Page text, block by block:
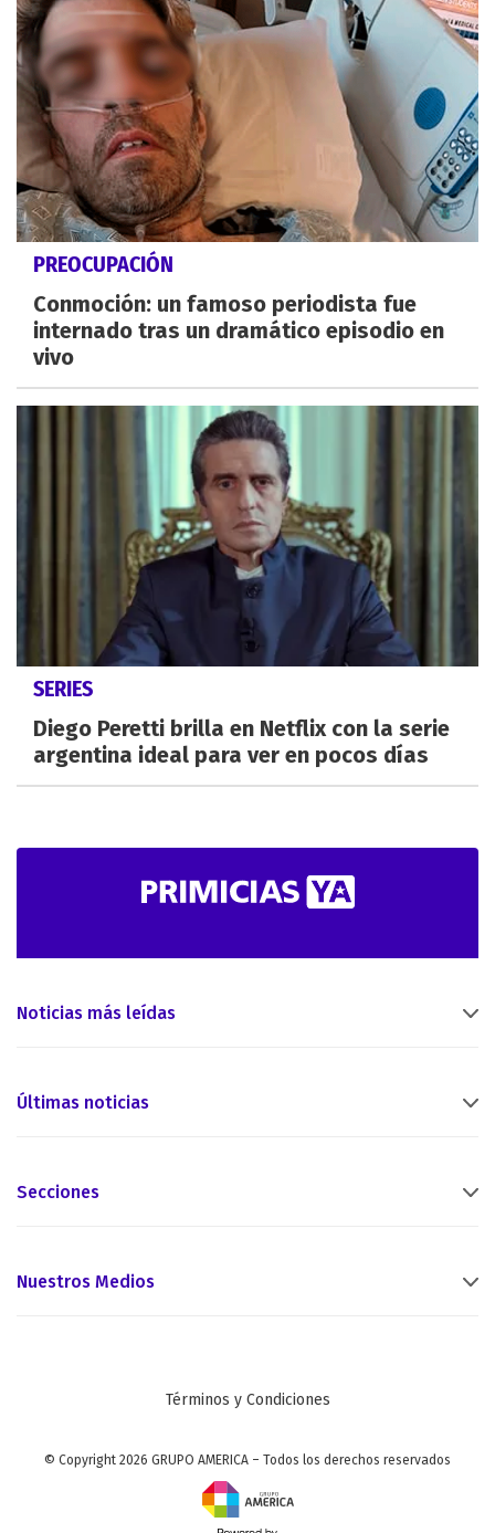
PREOCUPACIÓN
Conmoción: un famoso periodista fue
internado tras un dramático episodio en
vivo
SERIES
Diego Peretti brilla en Netflix con la serie
argentina ideal para ver en pocos días
Noticias más leídas
Últimas noticias
Secciones
Nuestros Medios
Términos y Condiciones
© Copyright 2026 GRUPO AMERICA – Todos los derechos reservados